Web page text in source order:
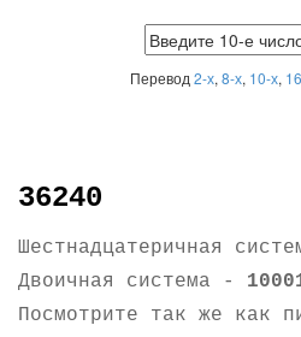
Перевод 2-х, 8-х, 10-х,
36240
Шестнадцатеричная
Двоичная система -
Посмотрите так же как